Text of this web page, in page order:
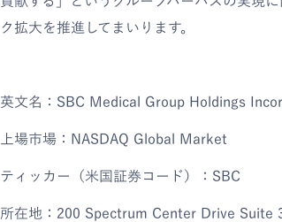
ク拡大を推進してまいります。
英文名：SBC Medical Group Holdings
上場市場：NASDAQ Global Market
ティッカー（米国証券コード）：SBC
所在地：200 Spectrum Center Drive Suite